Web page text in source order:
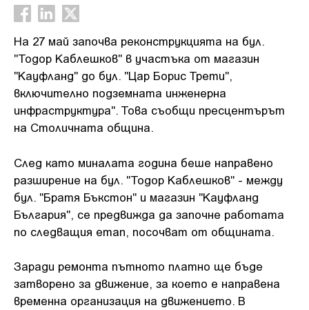
На 27 май започва реконструкцията на бул.
"Тодор Каблешков" в участъка от магазин
"Кауфланд" до бул. "Цар Борис Трети",
включително подземната инженерна
инфраструктура". Това съобщи пресцентърът
на Столичната община.
След като миналата година беше направено
разширение на бул. "Тодор Каблешков" - между
бул. "Братя Бъкстон" и магазин "Кауфланд
България", се предвижда да започне работата
по следващия етап, посочват от общината.
Заради ремонта пътното платно ще бъде
затворено за движение, за което е направена
временна организация на движението. В